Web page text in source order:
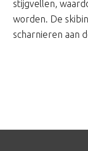
stijgvellen,
worden. De
scharnieren aan